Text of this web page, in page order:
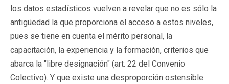
los datos estadísticos vuelven a revelar que no es sólo la
antigüedad la que proporciona el acceso a estos niveles,
pues se tiene en cuenta el mérito personal, la
capacitación, la experiencia y la formación, criterios que
abarca la "libre designación" (art. 22 del Convenio
Colectivo). Y que existe una desproporción ostensible